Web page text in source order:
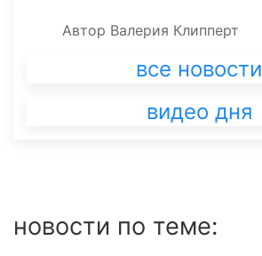
Автор Валерия Клипперт
все новости
видео дня
новости по теме: